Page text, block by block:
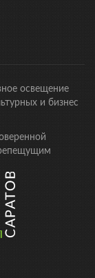
освещение
и бизнес